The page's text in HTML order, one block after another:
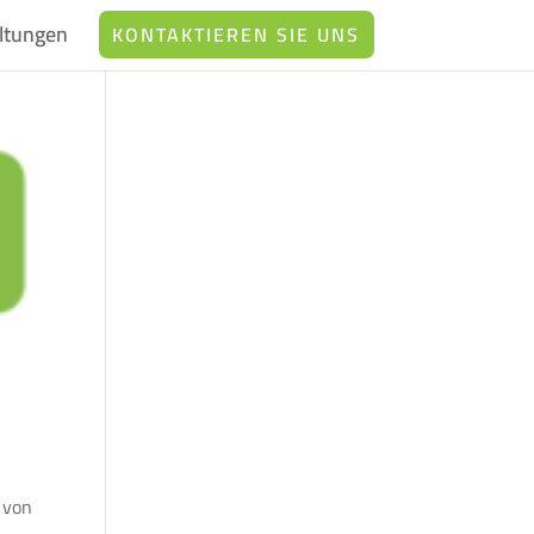
KONTAKTIEREN SIE UNS